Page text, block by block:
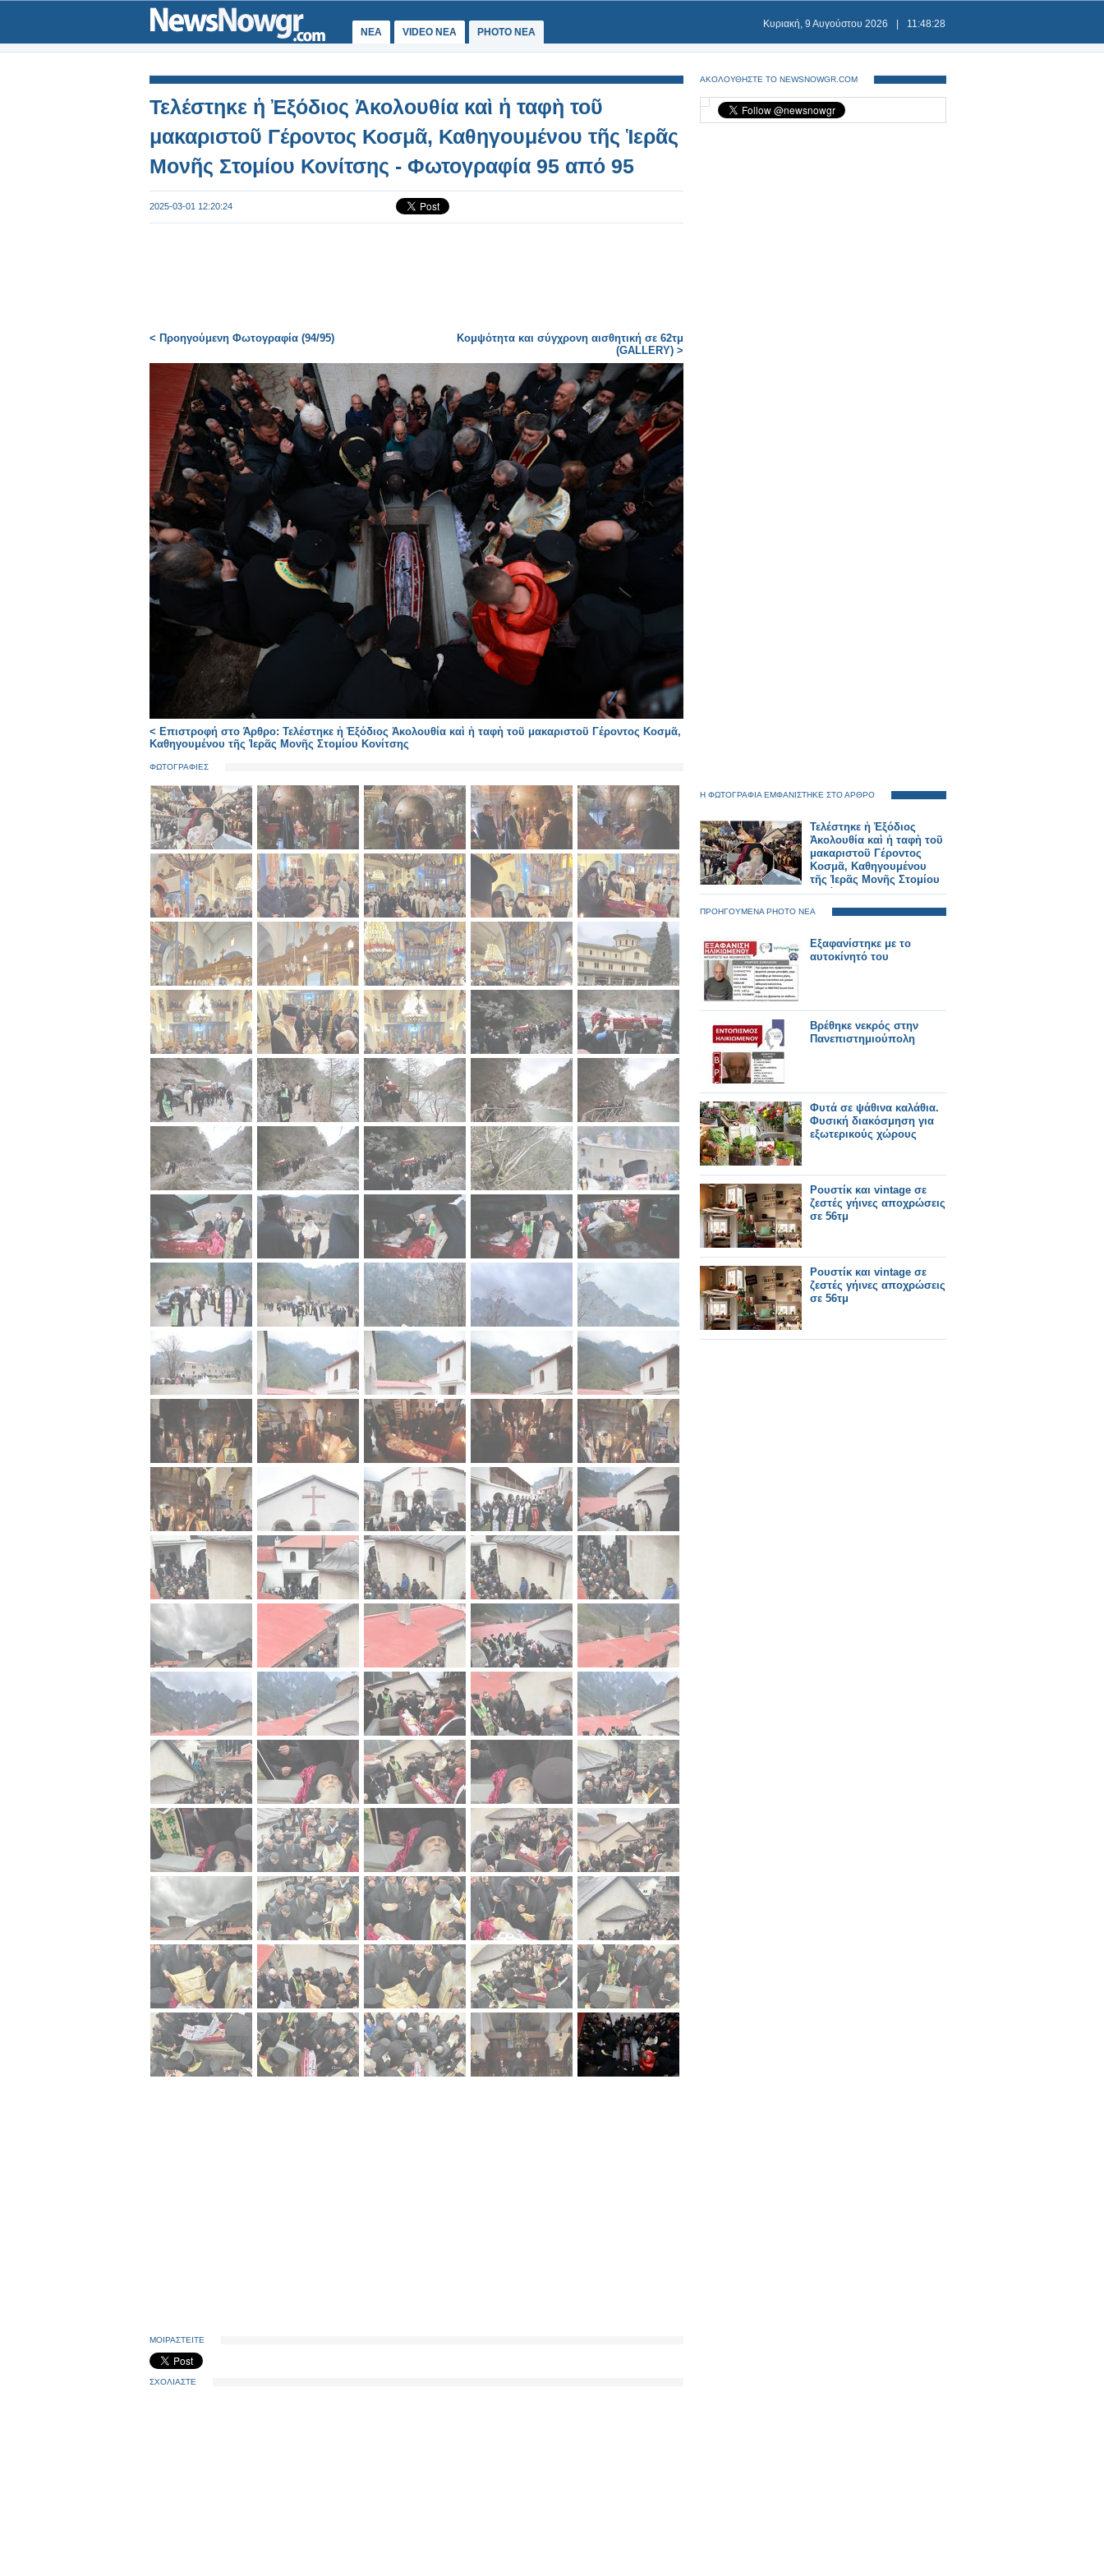
ΝΕΑ VIDEO NEA PHOTO NEA
Κυριακή, 9 Αυγούστου 2026 11:48:29
Τελέστηκε ἡ Ἐξόδιος Ἀκολουθία καὶ ἡ ταφὴ τοῦ
μακαριστοῦ Γέροντος Κοσμᾶ, Καθηγουμένου τῆς Ἱερᾶς
Μονῆς Στομίου Κονίτσης - Φωτογραφία 95 από 95
2025-03-01 12:20:24
< Προηγούμενη Φωτογραφία (94/95)
Κομψότητα και σύγχρονη αισθητική σε 62τμ
(GALLERY) >
< Επιστροφή στο Άρθρο: Τελέστηκε ἡ Ἐξόδιος Ἀκολουθία καὶ ἡ ταφὴ τοῦ μακαριστοῦ Γέροντος Κοσμᾶ,
Καθηγουμένου τῆς Ἱερᾶς Μονῆς Στομίου Κονίτσης
ΦΩΤΟΓΡΑΦΙΕΣ
ΜΟΙΡΑΣΤΕΙΤΕ
ΣΧΟΛΙΑΣΤΕ
ΑΚΟΛΟΥΘΗΣΤΕ ΤΟ NEWSNOWGR.COM
Η ΦΩΤΟΓΡΑΦΙΑ ΕΜΦΑΝΙΣΤΗΚΕ ΣΤΟ ΑΡΘΡΟ
Τελέστηκε ἡ Ἐξόδιος
Ἀκολουθία καὶ ἡ ταφὴ τοῦ
μακαριστοῦ Γέροντος
Κοσμᾶ, Καθηγουμένου
τῆς Ἱερᾶς Μονῆς Στομίου
Κονίτσης
ΠΡΟΗΓΟΥΜΕΝΑ PHOTO ΝΕΑ
Εξαφανίστηκε με το
αυτοκίνητό του
Βρέθηκε νεκρός στην
Πανεπιστημιούπολη
Φυτά σε ψάθινα καλάθια.
Φυσική διακόσμηση για
εξωτερικούς χώρους
Ρουστίκ και vintage σε
ζεστές γήινες αποχρώσεις
σε 56τμ
Ρουστίκ και vintage σε
ζεστές γήινες αποχρώσεις
σε 56τμ